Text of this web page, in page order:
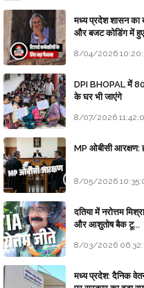
मध्य प्रदेश शासन का
और बजट कोडिंग में हुए
8/04/2026
DPI BHOPAL में
के घर भी जाएंगे
8/07/2026
MP ओबीसी आरक्षण:
8/05/2026
दतिया में नरोत्तम
और आशुतोष बैक टू...
8/03/2026
मध्य प्रदेश: दैनिक